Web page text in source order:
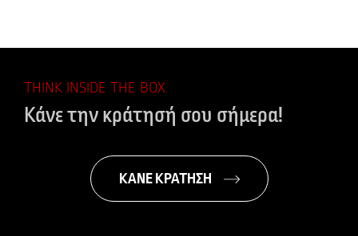
THINK INSIDE THE BOX
Κάνε την κράτησή σου σήμερα!
ΚΑΝΕ ΚΡΑΤΗΣΗ